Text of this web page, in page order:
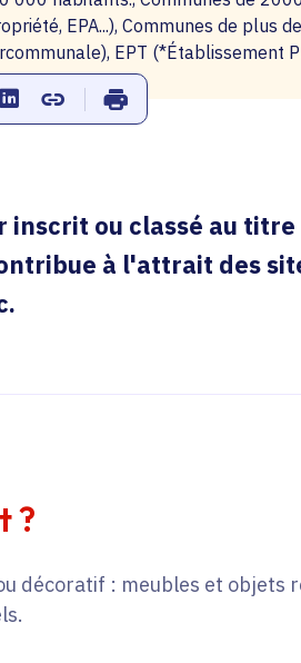
EPA...), Communes de
EPT (*Établissement
Facebook
sur Twitter
Partager sur Linkedin
Copier dans le presse-papier
Imprimer
inscrit ou classé au titre
à l'attrait des
?
décoratif : meubles et objets